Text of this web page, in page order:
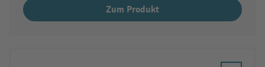
Zum Produkt